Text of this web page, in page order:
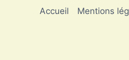
Accueil Mentions